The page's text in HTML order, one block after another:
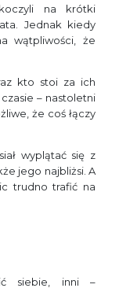
na krótki
Jednak kiedy
wątpliwości, że
kto stoi za ich
– nastoletni
że coś łączy
wyplątać się z
jego najbliżsi. A
trudno trafić na
siebie, inni –